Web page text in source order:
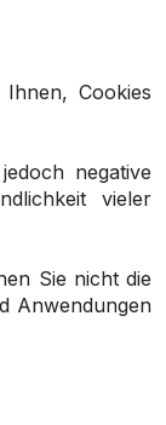
Cookies
negative
vieler
Sie nicht die
Anwendungen